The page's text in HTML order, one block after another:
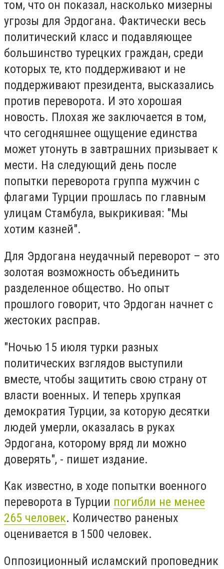
том, что он показал, насколько мизерны
угрозы для Эрдогана. Фактически весь
политический класс и подавляющее
большинство турецких граждан, среди
которых те, кто поддерживают и не
поддерживают президента, высказались
против переворота. И это хорошая
новость. Плохая же заключается в том,
что сегодняшнее ощущение единства
может утонуть в завтрашних призывает к
мести. На следующий день после
попытки переворота группа мужчин с
флагами Турции прошлась по главным
улицам Стамбула, выкрикивая: "Мы
хотим казней".
Для Эрдогана неудачный переворот – это
золотая возможность объединить
разделенное общество. Но опыт
прошлого говорит, что Эрдоган начнет с
жестоких расправ.
"Ночью 15 июля турки разных
политических взглядов выступили
вместе, чтобы защитить свою страну от
власти военных. И теперь хрупкая
демократия Турции, за которую десятки
людей умерли, оказалась в руках
Эрдогана, которому вряд ли можно
доверять", - пишет издание.
Как известно, в ходе попытки военного
переворота в Турции погибли не менее
265 человек. Количество раненых
оценивается в 1500 человек.
Оппозиционный исламский проповедник